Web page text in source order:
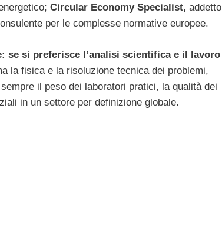
Circular Economy Specialist, addetto
per le complesse normative europee.
se si preferisce l’analisi scientifica e il lavoro
la fisica e la risoluzione tecnica dei problemi,
il peso dei laboratori pratici, la qualità dei
in un settore per definizione globale.